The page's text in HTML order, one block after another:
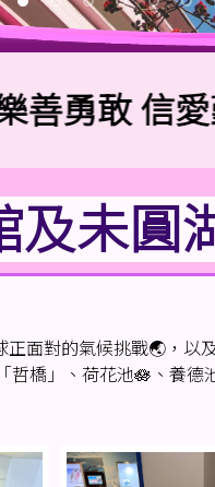
敢 信愛勤誠
及未圓
面對的氣候挑戰🌏，以
橋」、荷花池🪷、養